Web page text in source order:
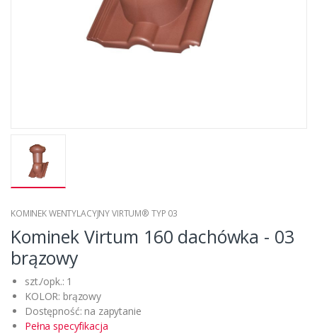
KOMINEK WENTYLACYJNY VIRTUM® TYP 03
Kominek Virtum 160 dachówka - 03
brązowy
szt./opk.: 1
KOLOR: brązowy
Dostępność: na zapytanie
Pełna specyfikacja